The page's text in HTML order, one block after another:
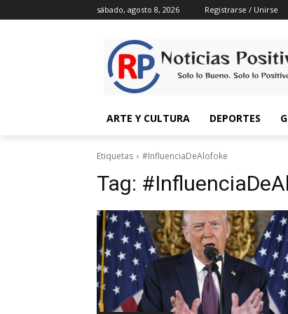
sábado, agosto 8, 2026 Registrarse / Unirse
ARTE Y CULTURA DEPORTES
Etiquetas #InfluenciaDeAlofoke
Tag: